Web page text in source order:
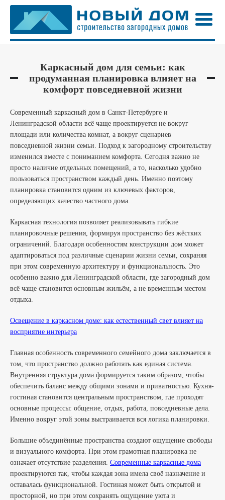
Каркасный дом для семьи: как
продуманная планировка влияет на
комфорт повседневной жизни
Современный каркасный дом в Санкт-Петербурге и
Ленинградской области всё чаще проектируется не вокруг
площади или количества комнат, а вокруг сценариев
повседневной жизни семьи. Подход к загородному строительству
изменился вместе с пониманием комфорта. Сегодня важно не
просто наличие отдельных помещений, а то, насколько удобно
пользоваться пространством каждый день. Именно поэтому
планировка становится одним из ключевых факторов,
определяющих качество частного дома.
Каркасная технология позволяет реализовывать гибкие
планировочные решения, формируя пространство без жёстких
ограничений. Благодаря особенностям конструкции дом может
адаптироваться под различные сценарии жизни семьи, сохраняя
при этом современную архитектуру и функциональность. Это
особенно важно для Ленинградской области, где загородный дом
всё чаще становится основным жильём, а не временным местом
отдыха.
Освещение в каркасном доме: как естественный свет влияет на
восприятие интерьера
Главная особенность современного семейного дома заключается в
том, что пространство должно работать как единая система.
Внутренняя структура дома формируется таким образом, чтобы
обеспечить баланс между общими зонами и приватностью. Кухня-
гостиная становится центральным пространством, где проходят
основные процессы: общение, отдых, работа, повседневные дела.
Именно вокруг этой зоны выстраивается вся логика планировки.
Большие объединённые пространства создают ощущение свободы
и визуального комфорта. При этом грамотная планировка не
означает отсутствие разделения. Современные каркасные дома
проектируются так, чтобы каждая зона имела своё назначение и
оставалась функциональной. Гостиная может быть открытой и
просторной, но при этом сохранять ощущение уюта и